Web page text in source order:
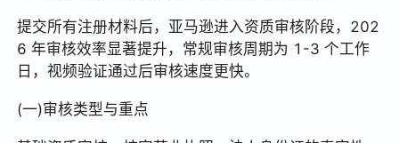
提交所有注册材料后，亚马逊进入资质审核阶段，202
6 年审核效率显著提升，常规审核周期为 1-3 个工作
日，视频验证通过后审核速度更快。
(一)审核类型与重点